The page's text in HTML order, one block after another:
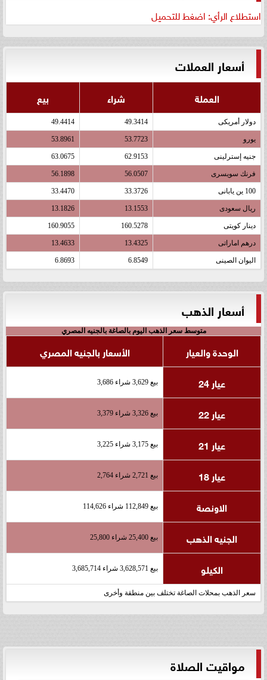
استطلاع الرأي: اضغط للتحميل
أسعار العملات
العملة شراء بيع
دولار أمريكى 49.3414
49.4414
يورو 53.7723
53.8961
جنيه إسترلينى 62.9153
63.0675
فرنك سويسرى 56.0507
56.1898
100 ين يابانى 33.3726
33.4470
ريال سعودى 13.1553
13.1826
دينار كويتى 160.5278
160.9055
درهم اماراتى 13.4325
13.4633
اليوان الصينى 6.8549
6.8693
أسعار الذهب
متوسط سعر الذهب اليوم بالصاغة بالجنيه المصري
الوحدة والعيار
الأسعار بالجنيه المصري
عيار 24
بيع 3,629 شراء 3,686
عيار 22 بيع 3,326 شراء 3,379
عيار 21 بيع 3,175 شراء 3,225
عيار 18 بيع 2,721 شراء 2,764
الاونصة بيع 112,849 شراء 114,626
الجنيه الذهب بيع 25,400 شراء 25,800
الكيلو بيع 3,628,571 شراء 3,685,714
سعر الذهب بمحلات الصاغة تختلف بين منطقة وأخرى
مواقيت الصلاة